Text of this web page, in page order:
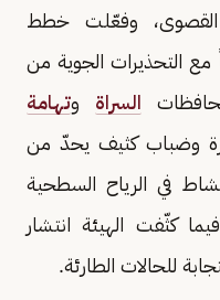
القصوى، وفعّلت خطط
مع التحذيرات الجوية من
السراة وتهامة
وضباب كثيف يحدّ من
في الرياح السطحية
كثّفت الهيئة انتشار
للحالات الطارئة.